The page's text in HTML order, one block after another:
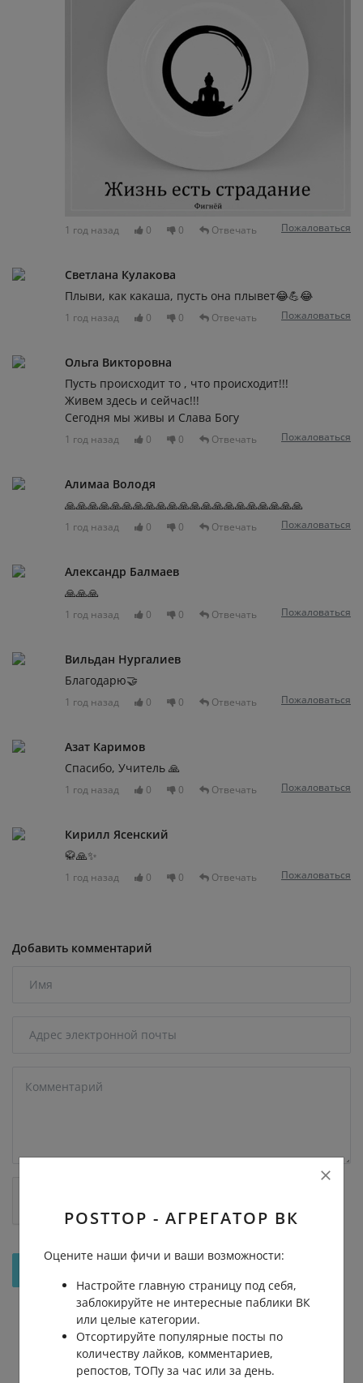
1 год назад 0 0 Отвечать Пожаловаться
Светлана Кулакова
Плыви, как какаша, пусть она плывет😂💪😂
1 год назад 0 0 Отвечать Пожаловаться
Ольга Викторовна
Пусть происходит то , что происходит!!!
Живем здесь и сейчас!!!
Сегодня мы живы и Слава Богу
1 год назад 0 0 Отвечать Пожаловаться
Алимаа Володя
🙏🙏🙏🙏🙏🙏🙏🙏🙏🙏🙏🙏🙏🙏🙏🙏🙏🙏🙏🙏🙏
1 год назад 0 0 Отвечать Пожаловаться
Александр Балмаев
🙏🙏🙏
1 год назад 0 0 Отвечать Пожаловаться
Вильдан Нургалиев
Благодарю🤝
1 год назад 0 0 Отвечать Пожаловаться
Азат Каримов
Спасибо, Учитель 🙏
1 год назад 0 0 Отвечать Пожаловаться
Кирилл Ясенский
🥋🙏✨
1 год назад 0 0 Отвечать Пожаловаться
Добавить комментарий
POSTTOP - АГРЕГАТОР ВК
Оцените наши фичи и ваши возможности:
Настройте главную страницу под себя,
заблокируйте не интересные паблики ВК
или целые категории.
Отсортируйте популярные посты по
количеству лайков, комментариев,
репостов, ТОПу за час или за день.